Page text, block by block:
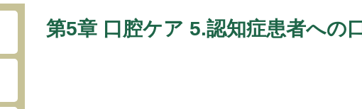
第5章 口腔ケア 5.認知症患者への